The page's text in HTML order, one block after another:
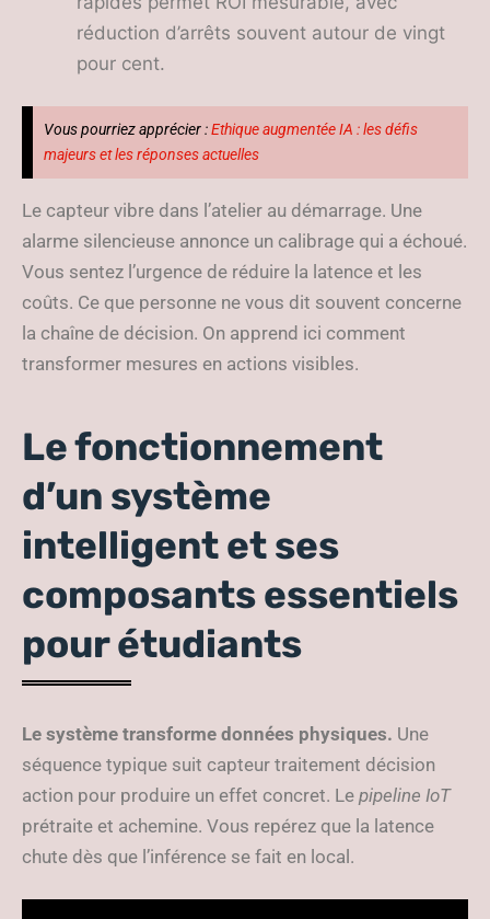
réduction d’arrêts souvent autour de vingt
pour cent.
Vous pourriez apprécier :Ethique augmentée IA : les défis
majeurs et les réponses actuelles
Le capteur vibre dans l’atelier au démarrage. Une
alarme silencieuse annonce un calibrage qui a échoué.
Vous sentez l’urgence de réduire la latence et les
coûts. Ce que personne ne vous dit souvent concerne
la chaîne de décision. On apprend ici comment
transformer mesures en actions visibles.
Le fonctionnement
d’un système
intelligent et ses
composants essentiels
pour étudiants
Le système transforme données physiques. Une
séquence typique suit capteur traitement décision
action pour produire un effet concret. Le pipeline IoT
prétraite et achemine. Vous repérez que la latence
chute dès que l’inférence se fait en local.